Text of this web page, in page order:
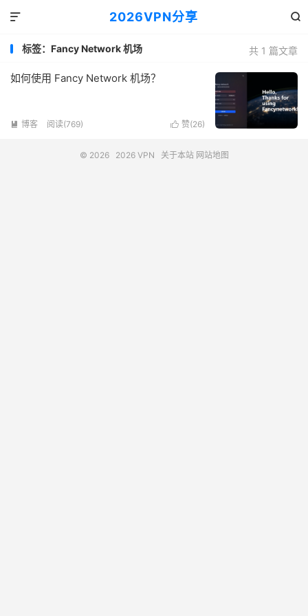
2026VPN分享 

共 1 篇文章
标签：Fancy Network 机场
如何使用 Fancy Network 机场？
 赞(26)
 博客 阅读(769)
© 2026 2026 VPN 关于本站 网站地图